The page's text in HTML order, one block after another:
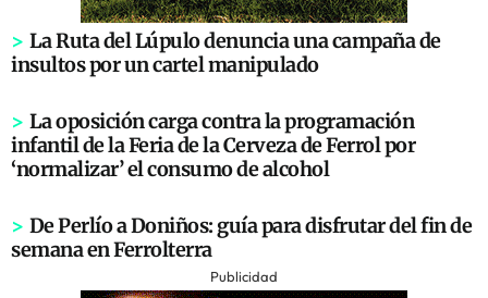
> La Ruta del Lúpulo denuncia una campaña de
insultos por un cartel manipulado
> La oposición carga contra la programación
infantil de la Feria de la Cerveza de Ferrol por
‘normalizar’ el consumo de alcohol
> De Perlío a Doniños: guía para disfrutar del fin de
semana en Ferrolterra
Publicidad